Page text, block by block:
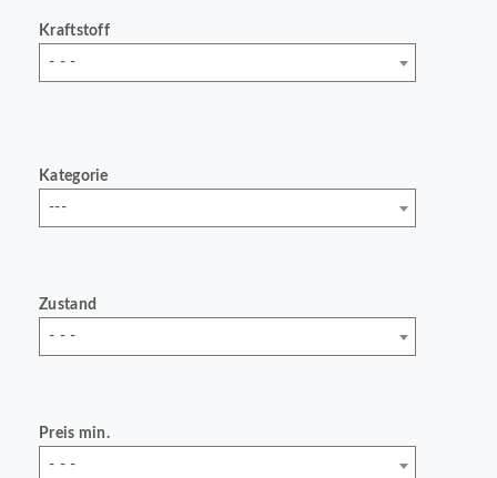
Kraftstoff
- - -
Kategorie
---
Zustand
- - -
Preis min.
- - -